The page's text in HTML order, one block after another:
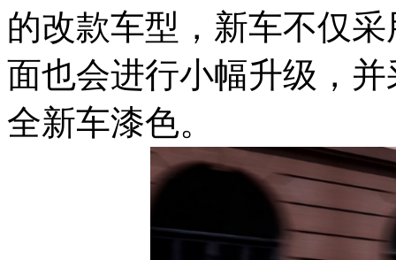
的改款车型，新车不仅
面也会进行小幅升级，
全新车漆色。